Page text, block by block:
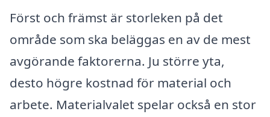
Först och främst är storleken på det
område som ska beläggas en av de mest
avgörande faktorerna. Ju större yta,
desto högre kostnad för material och
arbete. Materialvalet spelar också en stor